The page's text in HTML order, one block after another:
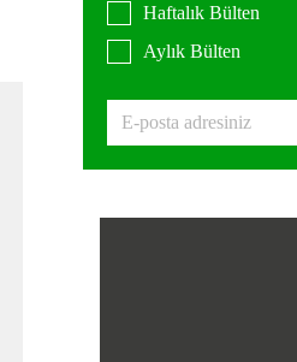
Haftalık Bülten
Aylık Bülten